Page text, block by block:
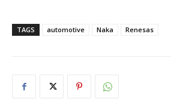
TAGS automotive Naka Renesas